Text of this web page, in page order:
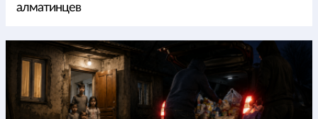
алматинцев